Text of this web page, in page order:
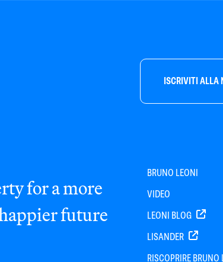
ISCRIVITI ALLA
for a more
future
BRUNO LEONI
VIDEO
LEONI BLOG
LISANDER
RISCOPRIRE BRUNO